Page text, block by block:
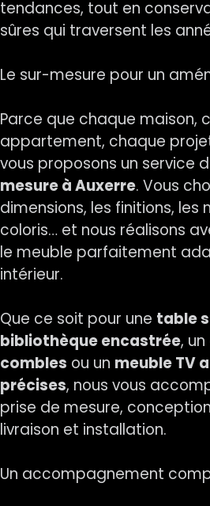
tendances, tout en
sûres qui traversent les
Le sur-mesure pour un
Parce que chaque maison,
appartement, chaque
vous proposons un service
mesure à Auxerre. Vous
dimensions, les finitions, les
coloris… et nous réalisons
le meuble parfaitement
intérieur.
Que ce soit pour une table
bibliothèque encastrée, un
combles ou un meuble TV
précises, nous vous
prise de mesure,
livraison et installation.
Un accompagnement